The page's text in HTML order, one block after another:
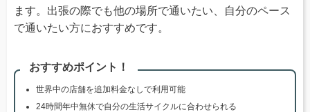
ます。出張の際でも他の場所で通いたい、自分のペース
で通いたい方におすすめです。
おすすめポイント！
世界中の店舗を追加料金なしで利用可能
24時間年中無休で自分の生活サイクルに合わせられる